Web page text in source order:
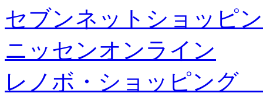
セブンネットショッピ
ニッセンオンライン
レノボ・ショッピング